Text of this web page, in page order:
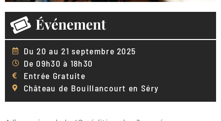
Événement
Du 20 au 21 septembre 2025
De 09h30 à 18h30
Entrée Gratuite
Château de Bouillancourt en Séry